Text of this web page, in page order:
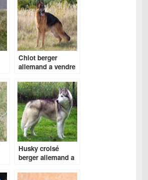
Chiot berger
allemand a vendre
Husky croisé
berger allemand a